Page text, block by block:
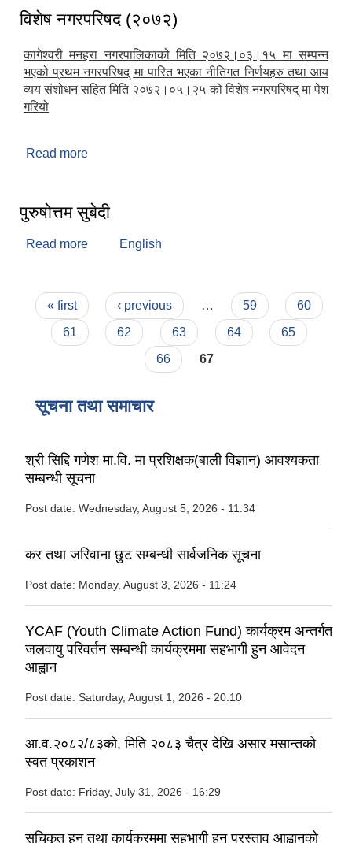
विशेष नगरपरिषद (२०७२)
कागेश्वरी मनहरा नगरपालिकाको मिति २०७२।०३।१५ मा सम्पन्न
भएको प्रथम नगरपरिषद् मा पारित भएका नीतिगत निर्णयहरु तथा आय
व्यय संशोधन सहित मिति २०७२।०५।२५ को विशेष नगरपरिषद् मा पेश
गरियो
Read more
पुरुषोत्तम सुबेदी
Read more about पुरुषोत्तम सुबेदी
English
Pages
« first ‹ previous … 59
60
61
62 63 64
65
66
67
सूचना तथा समाचार
श्री सिद्दि गणेश मा.वि. मा प्रशिक्षक(बाली विज्ञान) आवश्यकता
सम्बन्धी सूचना
Post date: Wednesday, August 5, 2026 - 11:34
कर तथा जरिवाना छुट सम्बन्धी सार्वजनिक सूचना
Post date: Monday, August 3, 2026 - 11:24
YCAF (Youth Climate Action Fund) कार्यक्रम अन्तर्गत
जलवायु परिवर्तन सम्बन्धी कार्यक्रममा सहभागी हुन आवेदन
आह्वान
Post date: Saturday, August 1, 2026 - 20:10
आ.व.२०८२/८३को, मिति २०८३ चैत्र देखि असार मसान्तको
स्वत प्रकाशन
Post date: Friday, July 31, 2026 - 16:29
सुचिकृत हुन तथा कार्यक्रममा सहभागी हुन प्रस्ताव आह्वानको